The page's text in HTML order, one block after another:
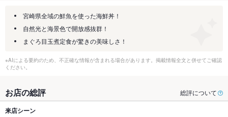
宮崎県全域の鮮魚を使った海鮮丼！
自然光と海景色で開放感抜群！
まぐろ目玉煮定食が驚きの美味しさ！
※AIによる要約のため、不正確な情報が含まれる場合があります。掲載情報全文と併せてご確認
ください。
お店の総評 総評について
来店シーン